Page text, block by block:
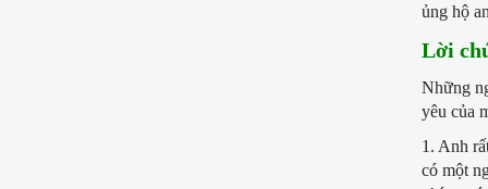
ủng hộ
Lời
Những
yêu của
1. Anh
có một